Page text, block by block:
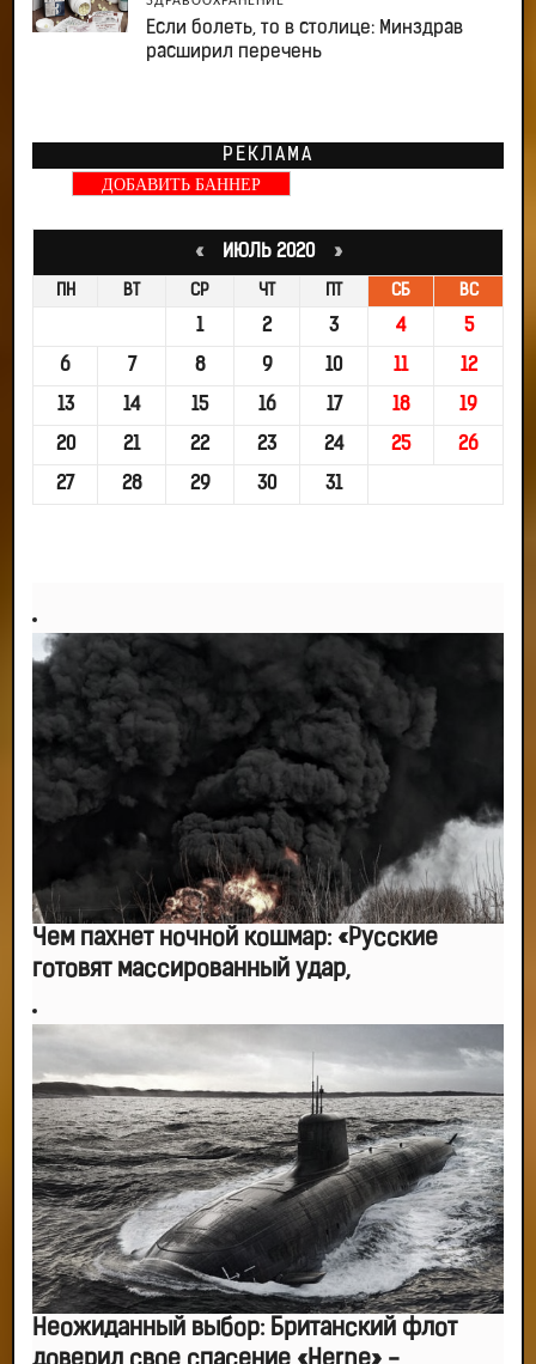
Если болеть, то в столице: Минздрав
расширил перечень
РЕКЛАМА
ДОБАВИТЬ БАННЕР
«ИЮЛЬ 2020 »
ПН ВТ СР ЧТ ПТ СБ ВС
1 2 3 4 5
6 7 8 9 10 11 12
13 14 15 16 17 18 19
20 21 22 23 24 25 26
27 28 29 30 31
Чем пахнет ночной кошмар: «Русские
готовят массированный удар,
Неожиданный выбор: Британский флот